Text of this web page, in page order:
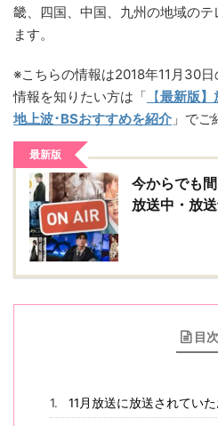
畿、四国、中国、九州の地域の
ます。
※こちらの情報は2018年11月30
情報を知りたい方は「 【最新版】
地上波･BSおすすめを紹介 」でご
最新版
今からでも
放送中・放
目次
11月放送に放送されてい